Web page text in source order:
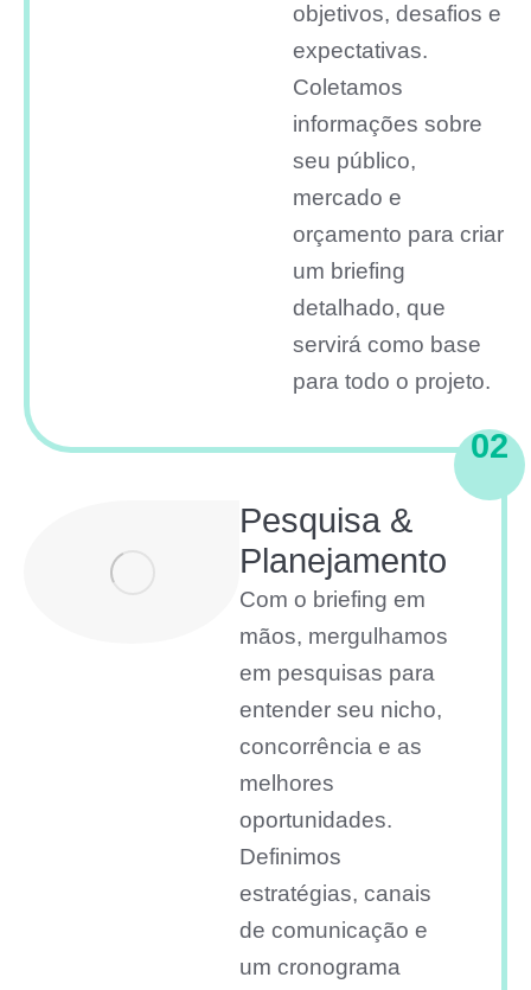
objetivos, desafios e
expectativas.
Coletamos
informações sobre
seu público,
mercado e
orçamento para criar
um briefing
detalhado, que
servirá como base
para todo o projeto.
02
Pesquisa &
Planejamento
Com o briefing em
mãos, mergulhamos
em pesquisas para
entender seu nicho,
concorrência e as
melhores
oportunidades.
Definimos
estratégias, canais
de comunicação e
um cronograma